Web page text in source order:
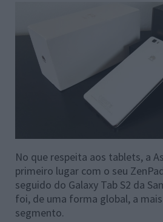
No que respeita aos tablets, a
primeiro lugar com o seu
seguido do Galaxy Tab S2 da
foi, de uma forma global, a
segmento.